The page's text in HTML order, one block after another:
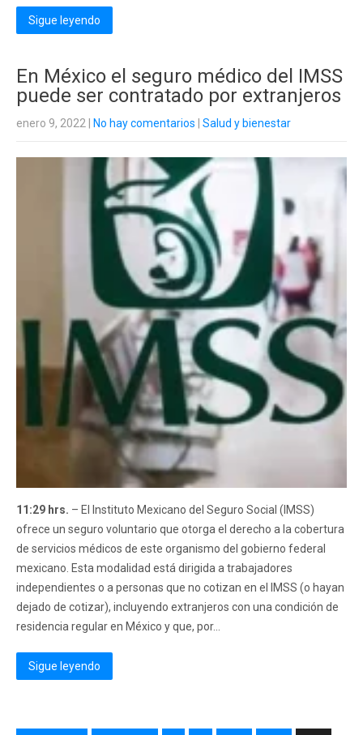
Sigue leyendo
En México el seguro médico del IMSS
puede ser contratado por extranjeros
enero 9, 2022 No hay comentarios Salud y bienestar
11:29 hrs. – El Instituto Mexicano del Seguro Social (IMSS)
ofrece un seguro voluntario que otorga el derecho a la cobertura
de servicios médicos de este organismo del gobierno federal
mexicano. Esta modalidad está dirigida a trabajadores
independientes o a personas que no cotizan en el IMSS (o hayan
dejado de cotizar), incluyendo extranjeros con una condición de
residencia regular en México y que, por...
Sigue leyendo